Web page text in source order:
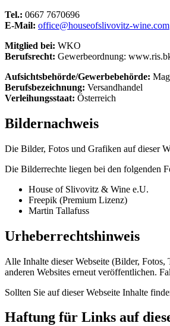
Tel.: 0667 7670696
E-Mail: office@houseofslivovitz-wine.com
Mitglied bei: WKO
Berufsrecht: Gewerbeordnung:
Aufsichtsbehörde/Gewerbebehörde:
Berufsbezeichnung: Versandhandel
Verleihungsstaat: Österreich
Bildernachweis
Die Bilder, Fotos und Grafiken auf dieser
Die Bilderrechte liegen bei den folgenden
House of Slivovitz & Wine e.U.
Freepik (Premium Lizenz)
Martin Tallafuss
Urheberrechtshinweis
Alle Inhalte dieser Webseite (Bilder,
anderen Websites erneut veröffentlichen.
Sollten Sie auf dieser Webseite Inhalte
Haftung für Links auf